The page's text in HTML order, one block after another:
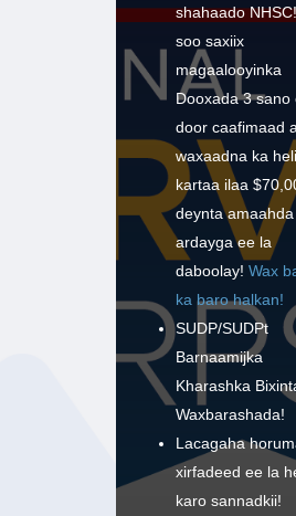
shahaado
soo saxiix
magaalooyinka
Dooxada 3 sano
door caafimaad
waxaadna ka heli
kartaa ilaa
deynta amaahda
ardayga ee la
daboolay! Wax
ka baro halkan!
SUDP/SUDPt
Barnaamijka
Kharashka
Waxbarashada!
Lacagaha
xirfadeed ee la
karo sannadkii!